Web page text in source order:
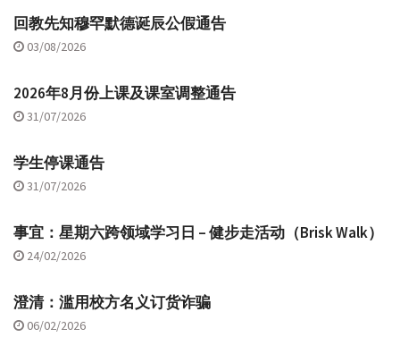
回教先知穆罕默德诞辰公假通告
03/08/2026
2026年8月份上课及课室调整通告
31/07/2026
学生停课通告
31/07/2026
事宜：星期六跨领域学习日 – 健步走活动（Brisk Walk）
24/02/2026
澄清：滥用校方名义订货诈骗
06/02/2026